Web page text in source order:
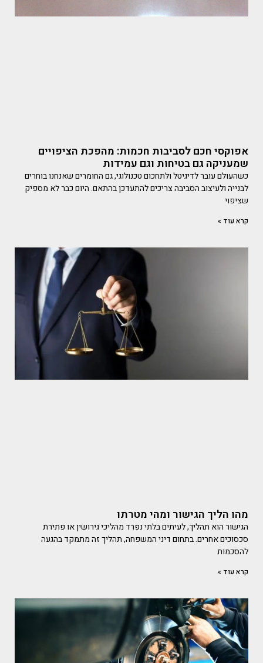
אפוקסי חכם לסביבות חכמות: מהפכת הציפויים
שמעניקה גם בטיחות וגם עמידות
כשהעולם עובר לדיגיטל ולתחכום טכנולוגי, גם החומרים שאנחנו בוחרים
לבנייה ולעיצוב הסביבה צריכים להתעדכן בהתאם. היום כבר לא מספיק
שציפוי
קרא עוד »
מהו הליך הגישור ומהי מטרתו
הגישור הוא תהליך, לעיתים בלתי נפרד מהליכי גירושין או פתירת
סכסוכים אחרים. בתחום דיני המשפחה, תהליך זה מתמקד בהגעה
להסכמות
קרא עוד »